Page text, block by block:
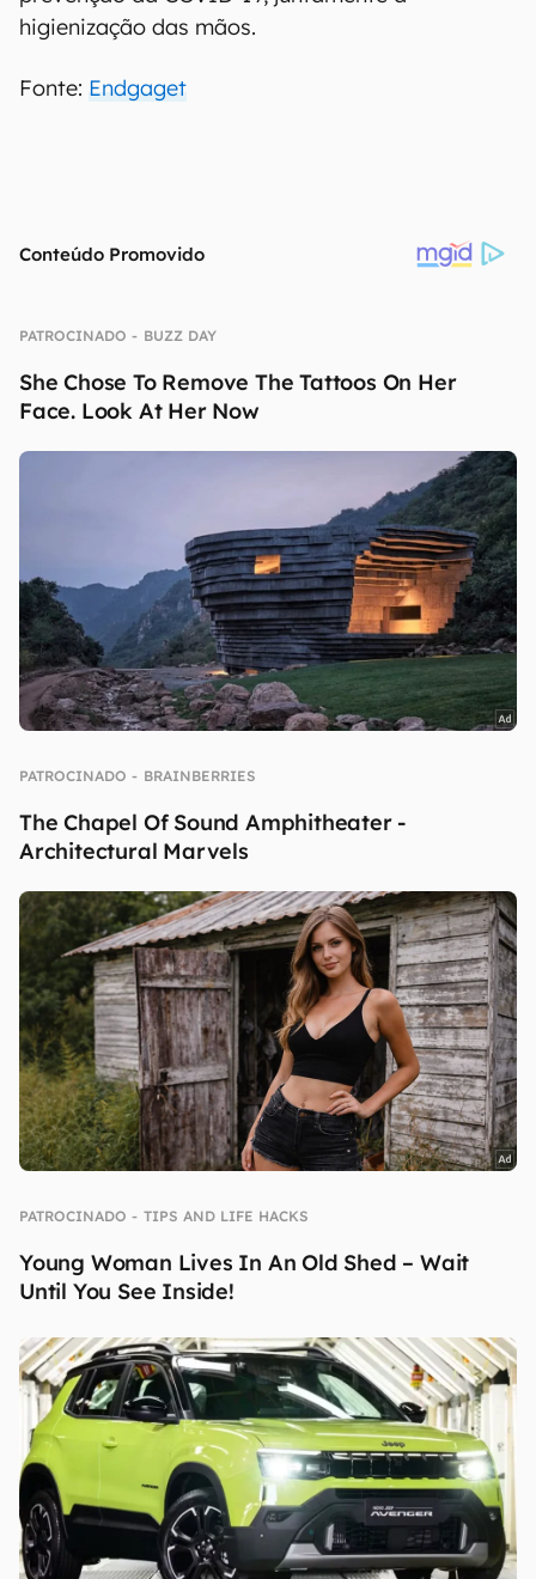
higienização das mãos.
Fonte: Endgaget